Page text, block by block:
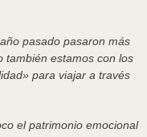
pasado pasaron más
también estamos con los
para viajar a través
el patrimonio emocional